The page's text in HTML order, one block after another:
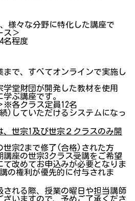
様々な分野に特化した講座で
ス＞
名程度
まで、すべてオンラインで実施し
堂財団が開発した教材を使用
ぶ講座です。
※各クラス定員12名
)していただけるシステムになっ
世宗1及び世宗２クラスのみ開
世宗2まで修了(合格)された方
講座の世宗3クラス受講をご希望
て改めてお申込みが必要となりま
の権利が優先的に付与されま
される際、授業の曜日や担当講師
ざいますので、予めご了承くださ